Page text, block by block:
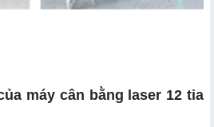
máy cân bằng laser 12 tia